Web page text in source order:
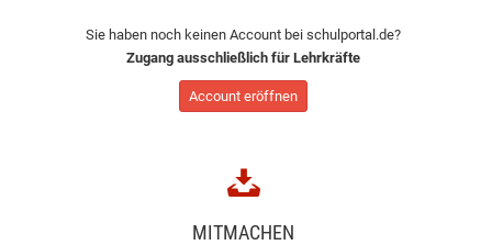
Sie haben noch keinen Account bei schulportal.de?
Zugang ausschließlich für Lehrkräfte
Account eröffnen
MITMACHEN